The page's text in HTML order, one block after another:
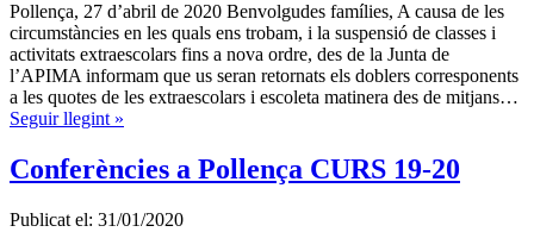
Pollença, 27 d’abril de 2020 Benvolgudes famílies, A causa de les
circumstàncies en les quals ens trobam, i la suspensió de classes i
activitats extraescolars fins a nova ordre, des de la Junta de
l’APIMA informam que us seran retornats els doblers corresponents
a les quotes de les extraescolars i escoleta matinera des de mitjans…
Seguir llegint »
Conferències a Pollença CURS 19-20
Publicat el: 31/01/2020